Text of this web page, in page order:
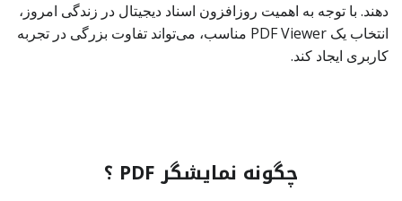
دهند. با توجه به اهمیت روزافزون اسناد دیجیتال در زندگی امروز،
انتخاب یک PDF Viewer مناسب، می‌تواند تفاوت بزرگی در تجربه
کاربری ایجاد کند.
چگونه نمایشگر PDF ؟